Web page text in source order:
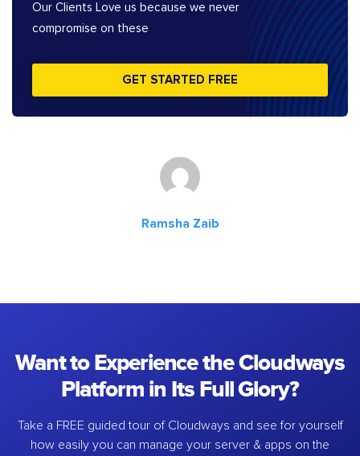
Our Clients Love us because we never
compromise on these
GET STARTED FREE
Ramsha Zaib
Want to Experience the Cloudways
Platform in Its Full Glory?
Take a FREE guided tour of Cloudways and see for yourself
how easily you can manage your server & apps on the